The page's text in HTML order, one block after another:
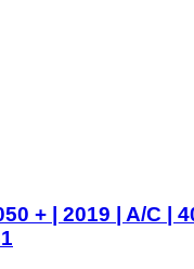
+ | 2019 | A/C |